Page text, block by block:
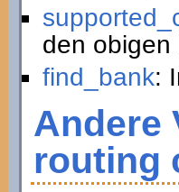
den obigen
find_bank:
Andere
routing